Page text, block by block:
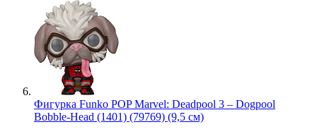
Фигурка Funko POP Marvel: Deadpool 3 – Dogpool
Bobble-Head (1401) (79769) (9,5 см)